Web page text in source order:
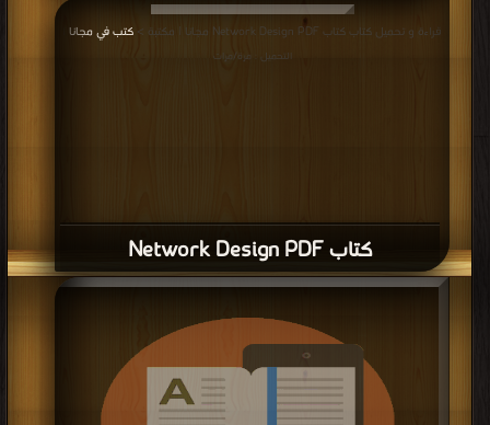
كتاب Network Design PDF
قراءة و تحميل كتاب كتاب Network Design PDF مجانا | مكتبة > كتب في مجانا
التحميل : مرة/مرات